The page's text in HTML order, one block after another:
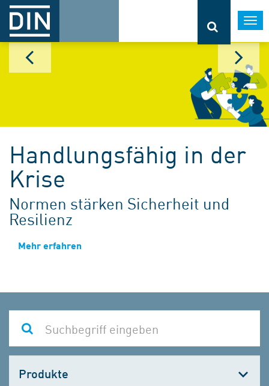
Handlungsfähig in der
Krise
Normen stärken Sicherheit und
Resilienz
Mehr erfahren
wählen